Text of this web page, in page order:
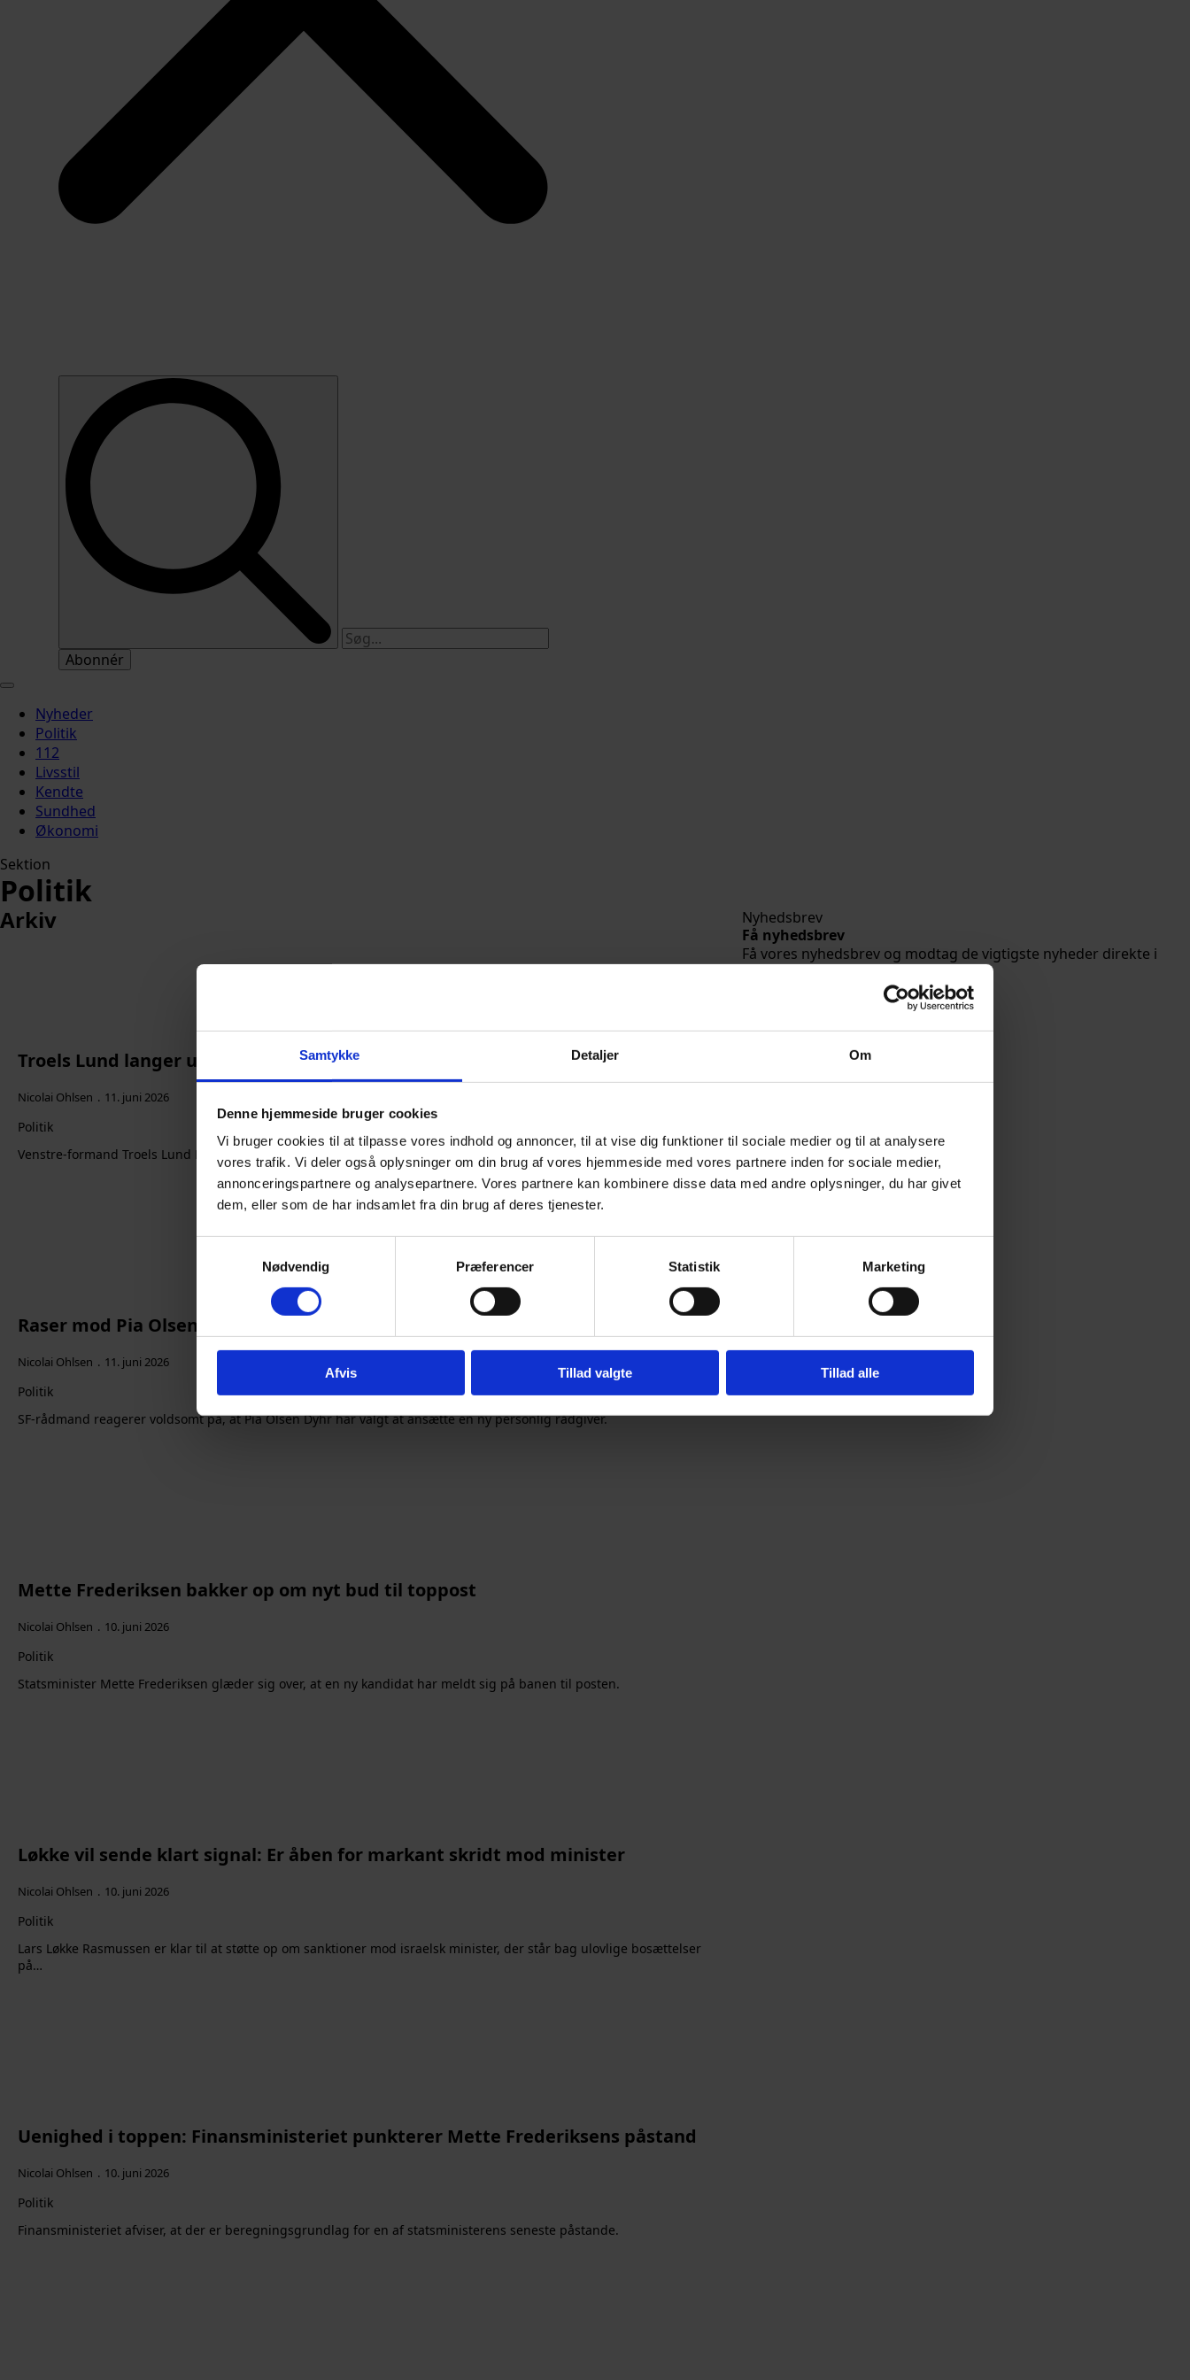
Samtykke Detaljer Om
Denne hjemmeside bruger cookies
Vi bruger cookies til at tilpasse vores indhold og annoncer, til at vise dig funktioner til sociale medier og til at analysere
vores trafik. Vi deler også oplysninger om din brug af vores hjemmeside med vores partnere inden for sociale medier,
annonceringspartnere og analysepartnere. Vores partnere kan kombinere disse data med andre oplysninger, du har givet
dem, eller som de har indsamlet fra din brug af deres tjenester.
Nødvendig
Præferencer Statistik Marketing
Afvis Tillad valgte Tillad alle
Abonnér
Nyheder
Politik
112
Livsstil
Kendte
Sundhed
Økonomi
Sektion
Politik
Arkiv
Troels Lund langer ud efter Løkke: Det var det endegyldige bevis
Nicolai Ohlsen 11. juni 2026
Politik
Venstre-formand Troels Lund Poulsen har igen sendt en stikpille i retning af Lars Løkke Rasmussen.
Raser mod Pia Olsen Dyhr: “Du har udsat mig for et psykisk pres”
Nicolai Ohlsen 11. juni 2026
Politik
SF-rådmand reagerer voldsomt på, at Pia Olsen Dyhr har valgt at ansætte en ny personlig rådgiver.
Mette Frederiksen bakker op om nyt bud til toppost
Nicolai Ohlsen 10. juni 2026
Politik
Statsminister Mette Frederiksen glæder sig over, at en ny kandidat har meldt sig på banen til posten.
Løkke vil sende klart signal: Er åben for markant skridt mod minister
Nicolai Ohlsen 10. juni 2026
Politik
Lars Løkke Rasmussen er klar til at støtte op om sanktioner mod israelsk minister, der står bag ulovlige bosættelser
på…
Uenighed i toppen: Finansministeriet punkterer Mette Frederiksens påstand
Nicolai Ohlsen 10. juni 2026
Politik
Finansministeriet afviser, at der er beregningsgrundlag for en af statsministerens seneste påstande.
Nyhedsbrev
Få nyhedsbrev
Få vores nyhedsbrev og modtag de vigtigste nyheder direkte i
Tilmeld